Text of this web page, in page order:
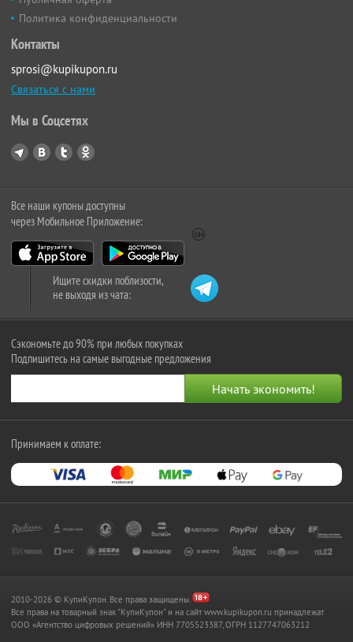
Политика конфиденциальности
Контакты
sprosi@kupikupon.ru
Связаться с нами
Мы в Соцсетях
Все наши купоны доступны
через Мобильное Приложение:
Ищите скидки поблизости,
не выходя из чата:
Сэкономьте до 90% при любых покупках
Подпишитесь на самые выгодные предложения
Принимаем к оплате:
2010-2026 © КупиКупон. Все права защищены.
Все права на товарный знак "КупиКупон" и на сайт www.kupikupon.ru принадлежат
OOO «Агентство цифровых решений» ИНН 7705523387, ОГРН 1127747063212